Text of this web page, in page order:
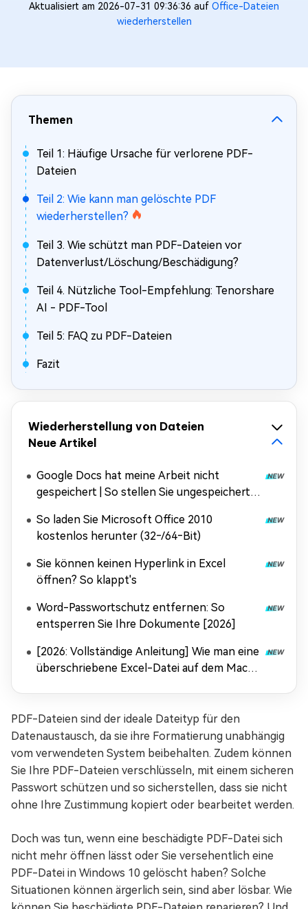
Aktualisiert am 2026-07-31 09:36:36 auf Office-Dateien
wiederherstellen
Themen
Teil 1: Häufige Ursache für verlorene PDF-
Dateien
Teil 2: Wie kann man gelöschte PDF
wiederherstellen?
Teil 3. Wie schützt man PDF-Dateien vor
Datenverlust/Löschung/Beschädigung?
Teil 4. Nützliche Tool-Empfehlung: Tenorshare
AI - PDF-Tool
Teil 5: FAQ zu PDF-Dateien
Fazit
Wiederherstellung von Dateien
Neue Artikel
Google Docs hat meine Arbeit nicht
gespeichert | So stellen Sie ungespeicherte
So laden Sie Microsoft Office 2010
kostenlos herunter (32‑/64‑Bit)
Sie können keinen Hyperlink in Excel
öffnen? So klappt's
Word-Passwortschutz entfernen: So
entsperren Sie Ihre Dokumente [2026]
[2026: Vollständige Anleitung] Wie man eine
überschriebene Excel-Datei auf dem Mac
PDF-Dateien sind der ideale Dateityp für den
Datenaustausch, da sie ihre Formatierung unabhängig
vom verwendeten System beibehalten. Zudem können
Sie Ihre PDF-Dateien verschlüsseln, mit einem sicheren
Passwort schützen und so sicherstellen, dass sie nicht
ohne Ihre Zustimmung kopiert oder bearbeitet werden.
Doch was tun, wenn eine beschädigte PDF-Datei sich
nicht mehr öffnen lässt oder Sie versehentlich eine
PDF-Datei in Windows 10 gelöscht haben? Solche
Situationen können ärgerlich sein, sind aber lösbar. Wie